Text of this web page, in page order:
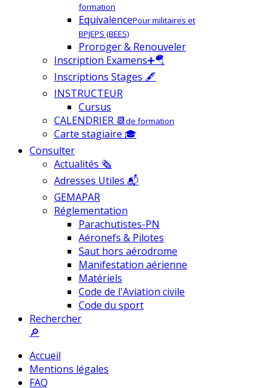
formation
EquivalencePour militaires et
BPJEPS (BEES)
Proroger & Renouveler
Inscription Examens➕🪂
Inscriptions Stages 🖋
INSTRUCTEUR
Cursus
CALENDRIER 📆de formation
Carte stagiaire 🎓
Consulter
Actualités 🗞
Adresses Utiles 📬
GEMAPAR
Réglementation
Parachutistes-PN
Aéronefs & Pilotes
Saut hors aérodrome
Manifestation aérienne
Matériels
Code de l'Aviation civile
Code du sport
Rechercher
🔎
Accueil
Mentions légales
FAQ